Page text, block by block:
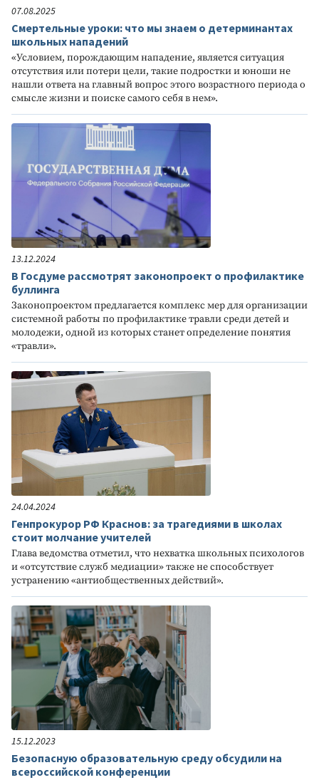
07.08.2025
Смертельные уроки: что мы знаем о детерминантах
школьных нападений
«Условием, порождающим нападение, является ситуация
отсутствия или потери цели, такие подростки и юноши не
нашли ответа на главный вопрос этого возрастного периода о
смысле жизни и поиске самого себя в нем».
13.12.2024
В Госдуме рассмотрят законопроект о профилактике
буллинга
Законопроектом предлагается комплекс мер для организации
системной работы по профилактике травли среди детей и
молодежи, одной из которых станет определение понятия
«травли».
24.04.2024
Генпрокурор РФ Краснов: за трагедиями в школах
стоит молчание учителей
Глава ведомства отметил, что нехватка школьных психологов
и «отсутствие служб медиации» также не способствует
устранению «антиобщественных действий».
15.12.2023
Безопасную образовательную среду обсудили на
всероссийской конференции